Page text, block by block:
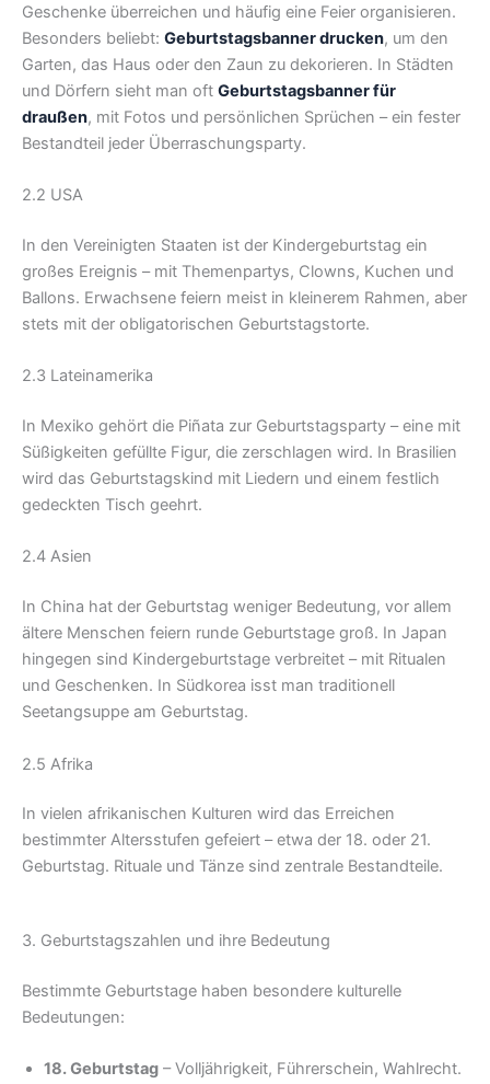
Geschenke überreichen und häufig eine Feier organisieren.
Besonders beliebt: Geburtstagsbanner drucken, um den
Garten, das Haus oder den Zaun zu dekorieren. In Städten
und Dörfern sieht man oft Geburtstagsbanner für
draußen, mit Fotos und persönlichen Sprüchen – ein fester
Bestandteil jeder Überraschungsparty.
2.2 USA
In den Vereinigten Staaten ist der Kindergeburtstag ein
großes Ereignis – mit Themenpartys, Clowns, Kuchen und
Ballons. Erwachsene feiern meist in kleinerem Rahmen, aber
stets mit der obligatorischen Geburtstagstorte.
2.3 Lateinamerika
In Mexiko gehört die Piñata zur Geburtstagsparty – eine mit
Süßigkeiten gefüllte Figur, die zerschlagen wird. In Brasilien
wird das Geburtstagskind mit Liedern und einem festlich
gedeckten Tisch geehrt.
2.4 Asien
In China hat der Geburtstag weniger Bedeutung, vor allem
ältere Menschen feiern runde Geburtstage groß. In Japan
hingegen sind Kindergeburtstage verbreitet – mit Ritualen
und Geschenken. In Südkorea isst man traditionell
Seetangsuppe am Geburtstag.
2.5 Afrika
In vielen afrikanischen Kulturen wird das Erreichen
bestimmter Altersstufen gefeiert – etwa der 18. oder 21.
Geburtstag. Rituale und Tänze sind zentrale Bestandteile.
3. Geburtstagszahlen und ihre Bedeutung
Bestimmte Geburtstage haben besondere kulturelle
Bedeutungen:
18. Geburtstag – Volljährigkeit, Führerschein, Wahlrecht.